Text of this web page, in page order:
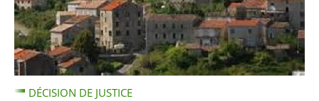
DÉCISION DE JUSTICE